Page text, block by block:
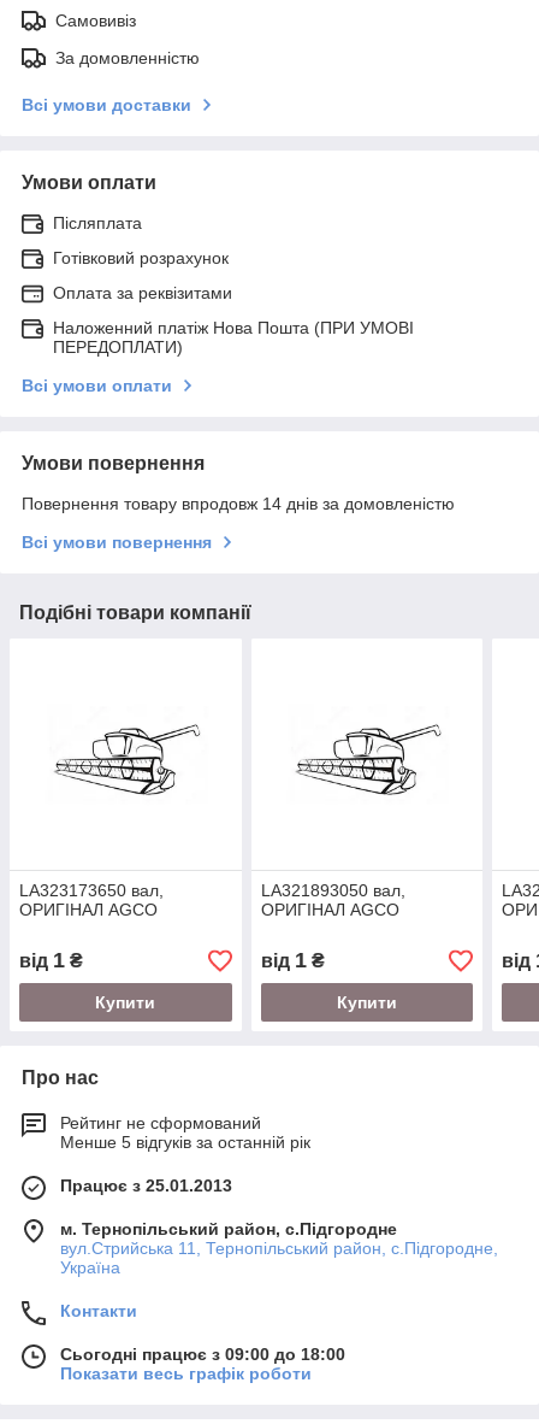
Самовивіз
За домовленністю
Всі умови доставки
Умови оплати
Післяплата
Готівковий розрахунок
Оплата за реквізитами
Наложенний платіж Нова Пошта (ПРИ УМОВІ
ПЕРЕДОПЛАТИ)
Всі умови оплати
Умови повернення
Повернення товару впродовж 14 днів за домовленістю
Всі умови повернення
Подібні товари компанії
LA323173650 вал,
ОРИГІНАЛ AGCO
від 1 ₴
Купити
LA321893050 вал,
ОРИГІНАЛ AGCO
від 1₴
Купити
від
Про нас
Рейтинг не сформований
Менше 5 відгуків за останній рік
Працює з 25.01.2013
м. Тернопільський район, с.Підгородне
вул.Стрийська 11, Тернопільський район, с.Підгородне,
Україна
Контакти
Сьогодні працює з 09:00 до 18:00
Показати весь графік роботи